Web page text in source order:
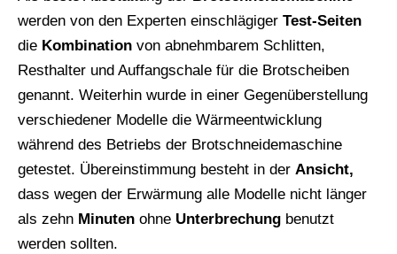
werden von den Experten einschlägiger Test-Seiten
die Kombination von abnehmbarem Schlitten,
Resthalter und Auffangschale für die Brotscheiben
genannt. Weiterhin wurde in einer Gegenüberstellung
verschiedener Modelle die Wärmeentwicklung
während des Betriebs der Brotschneidemaschine
getestet. Übereinstimmung besteht in der Ansicht,
dass wegen der Erwärmung alle Modelle nicht länger
als zehn Minuten ohne Unterbrechung benutzt
werden sollten.